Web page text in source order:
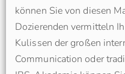
können Sie von diesen
Dozierenden vermitteln
Kulissen der großen
Communication oder